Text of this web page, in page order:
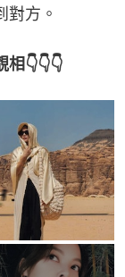
對方。
👇👇👇